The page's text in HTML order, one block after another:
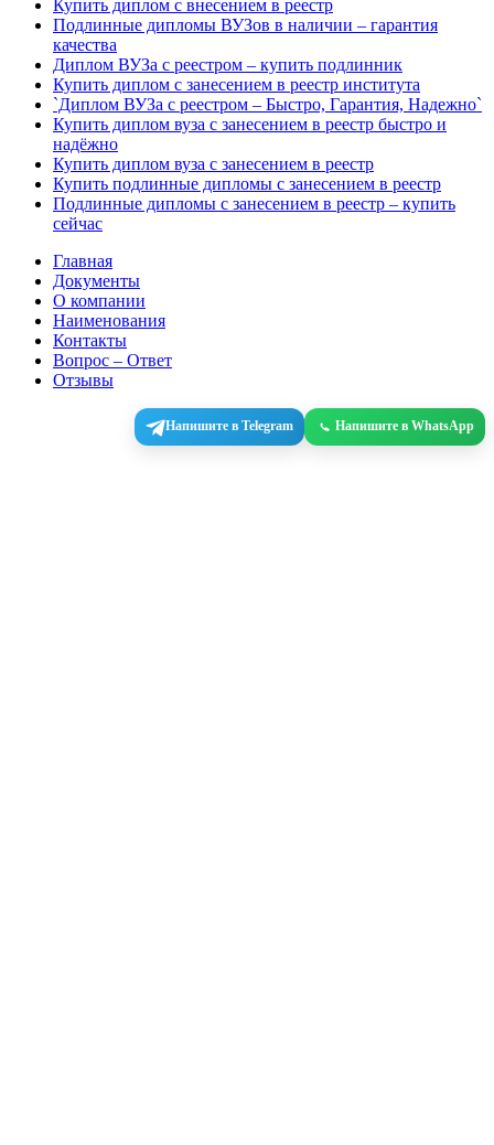
Купить диплом с внесением в реестр
Подлинные дипломы ВУЗов в наличии – гарантия
качества
Диплом ВУЗа с реестром – купить подлинник
Купить диплом с занесением в реестр института
`Диплом ВУЗа с реестром – Быстро, Гарантия, Надежно`
Купить диплом вуза с занесением в реестр быстро и
надёжно
Купить диплом вуза с занесением в реестр
Купить подлинные дипломы с занесением в реестр
Подлинные дипломы с занесением в реестр – купить
сейчас
Главная
Документы
О компании
Наименования
Контакты
Вопрос – Ответ
Отзывы
Напишите в Telegram Напишите в WhatsApp